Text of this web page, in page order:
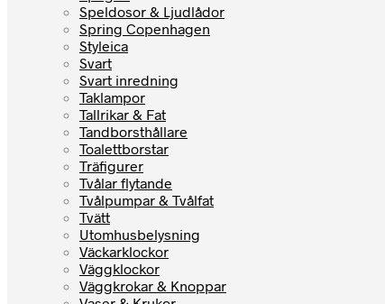
Speldosor & Ljudlådor
Spring Copenhagen
Styleica
Svart
Svart inredning
Taklampor
Tallrikar & Fat
Tandborsthållare
Toalettborstar
Träfigurer
Tvålar flytande
Tvålpumpar & Tvålfat
Tvätt
Utomhusbelysning
Väckarklockor
Väggklockor
Väggkrokar & Knoppar